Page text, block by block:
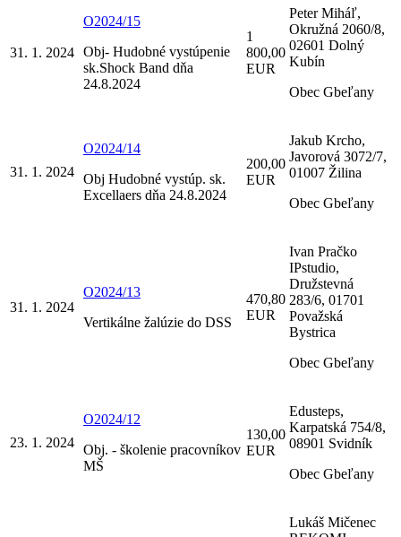
31. 1. 2024
O2024/15
Obj- Hudobné vystúpenie
sk.Shock Band dňa
24.8.2024
1
800,00
EUR
Peter Miháľ,
Okružná 2060/8,
02601 Dolný
Kubín
Obec Gbeľany
31. 1. 2024
O2024/14
Obj Hudobné vystúp. sk.
Excellaers dňa 24.8.2024
200,00
EUR
Jakub Krcho,
Javorová 3072/7,
01007 Žilina
Obec Gbeľany
31. 1. 2024
O2024/13
Vertikálne žalúzie do DSS
470,80
EUR
Ivan Pračko
IPstudio,
Družstevná
283/6, 01701
Považská
Bystrica
Obec Gbeľany
23. 1. 2024
O2024/12
Obj. - školenie pracovníkov
MŠ
130,00
EUR
Edusteps,
Karpatská 754/8,
08901 Svidník
Obec Gbeľany
Lukáš Mičenec